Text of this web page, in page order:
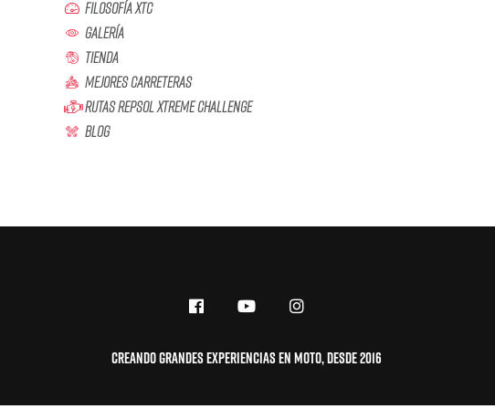
Filosofía XTC
Galería
Tienda
Mejores Carreteras
Rutas Repsol Xtreme Challenge
Blog
Creando grandes experiencias en moto, desde 2016